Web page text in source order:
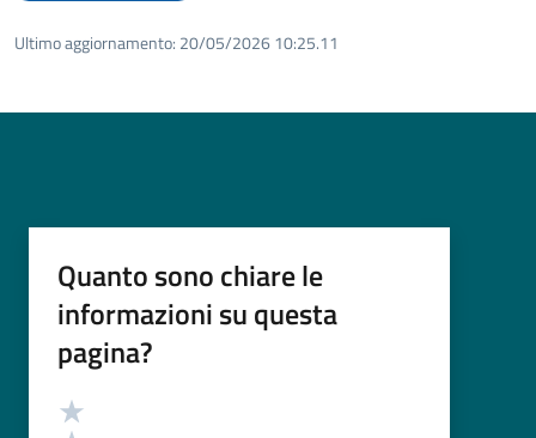
Ultimo aggiornamento: 20/05/2026 10:25.11
Quanto sono chiare le
informazioni su questa
pagina?
Valutazione